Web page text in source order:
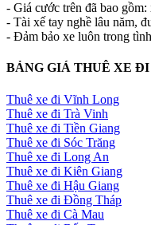
- Giá cước trên đã bao
- Tài xế tay nghề lâu năm,
- Đảm bảo xe luôn trong
BẢNG GIÁ THUÊ XE
Thuê xe đi Vĩnh Long
Thuê xe đi Trà Vinh
Thuê xe đi Tiền Giang
Thuê xe đi Sóc Trăng
Thuê xe đi Long An
Thuê xe đi Kiên Giang
Thuê xe đi Hậu Giang
Thuê xe đi Đồng Tháp
Thuê xe đi Cà Mau